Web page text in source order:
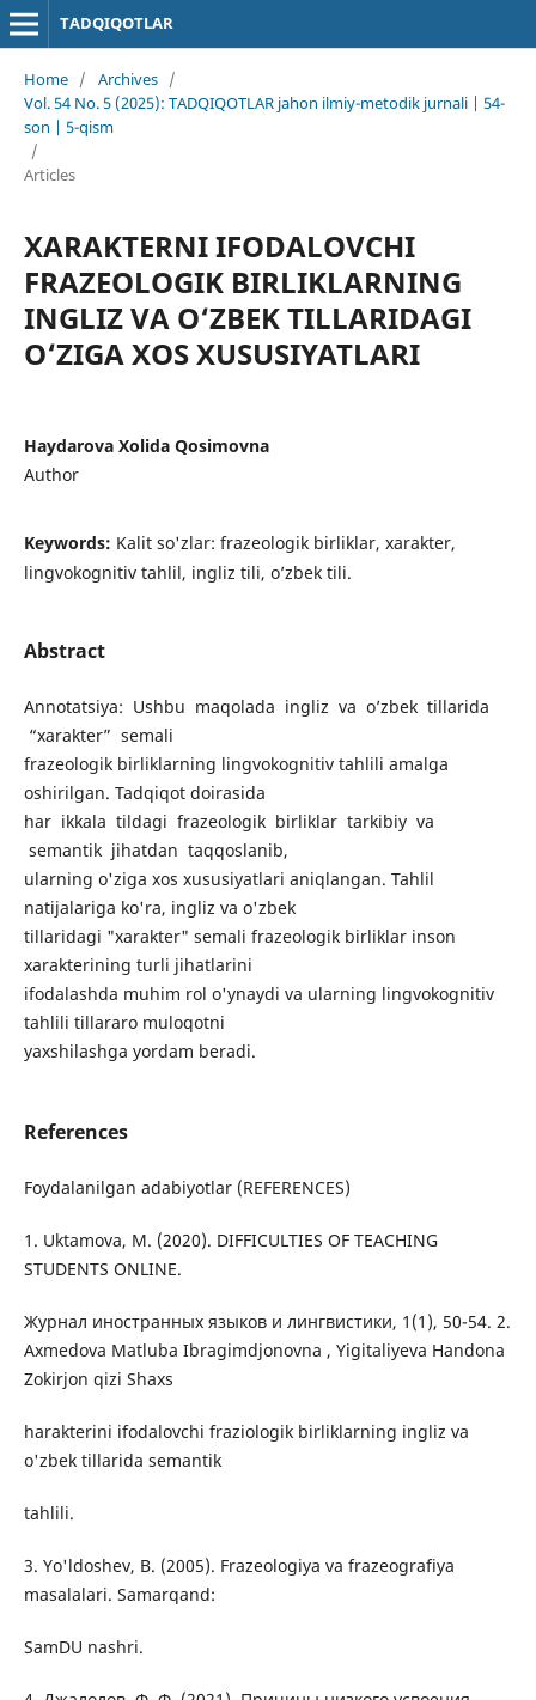
TADQIQOTLAR
Home / Archives /
Vol. 54 No. 5 (2025): TADQIQOTLAR jahon ilmiy-metodik jurnali | 54-
son | 5-qism
/
Articles
XARAKTERNI IFODALOVCHI
FRAZEOLOGIK BIRLIKLARNING
INGLIZ VA O‘ZBEK TILLARIDAGI
O‘ZIGA XOS XUSUSIYATLARI
Haydarova Xolida Qosimovna
Author
Keywords: Kalit so'zlar: frazeologik birliklar, xarakter,
lingvokognitiv tahlil, ingliz tili, o’zbek tili.
Abstract
Annotatsiya: Ushbu maqolada ingliz va o’zbek tillarida
“xarakter” semali
frazeologik birliklarning lingvokognitiv tahlili amalga
oshirilgan. Tadqiqot doirasida
har ikkala tildagi frazeologik birliklar tarkibiy va
semantik jihatdan taqqoslanib,
ularning o'ziga xos xususiyatlari aniqlangan. Tahlil
natijalariga ko'ra, ingliz va o'zbek
tillaridagi "xarakter" semali frazeologik birliklar inson
xarakterining turli jihatlarini
ifodalashda muhim rol o'ynaydi va ularning lingvokognitiv
tahlili tillararo muloqotni
yaxshilashga yordam beradi.
References
Foydalanilgan adabiyotlar (REFERENCES)
1. Uktamova, M. (2020). DIFFICULTIES OF TEACHING
STUDENTS ONLINE.
Журнал иностранных языков и лингвистики, 1(1), 50-54. 2.
Axmedova Matluba Ibragimdjonovna , Yigitaliyeva Handona
Zokirjon qizi Shaxs
harakterini ifodalovchi fraziologik birliklarning ingliz va
o'zbek tillarida semantik
tahlili.
3. Yo'ldoshev, B. (2005). Frazeologiya va frazeografiya
masalalari. Samarqand:
SamDU nashri.